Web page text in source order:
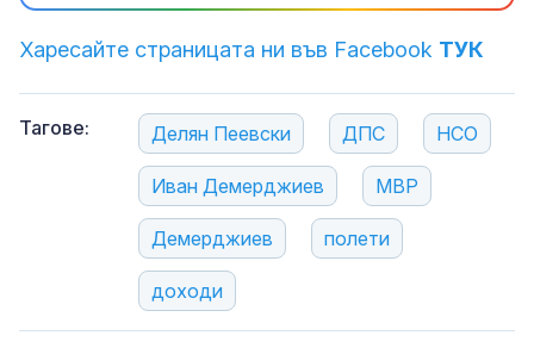
Харесайте страницата ни във Facebook ТУК
Тагове: Делян Пеевски ДПС НСО
Иван Демерджиев МВР
Демерджиев полети
доходи